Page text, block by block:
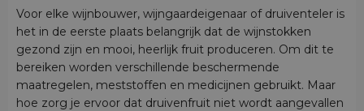
Voor elke wijnbouwer, wijngaardeigenaar of druiventeler is
het in de eerste plaats belangrijk dat de wijnstokken
gezond zijn en mooi, heerlijk fruit produceren. Om dit te
bereiken worden verschillende beschermende
maatregelen, meststoffen en medicijnen gebruikt. Maar
hoe zorg je ervoor dat druivenfruit niet wordt aangevallen